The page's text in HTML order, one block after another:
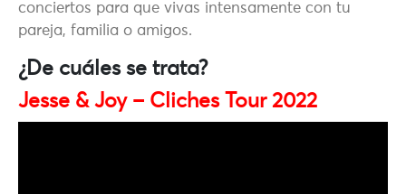
conciertos para que vivas intensamente con tu
pareja, familia o amigos.
¿De cuáles se trata?
Jesse & Joy – Cliches Tour 2022